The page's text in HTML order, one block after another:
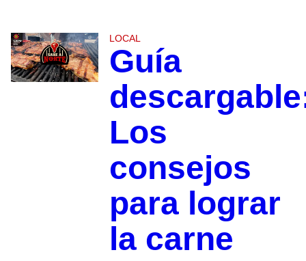
LOCAL
Guía
Los
consejos
para lograr
la carne